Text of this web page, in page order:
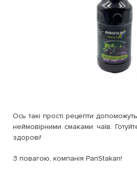
Ось такі прості рецепти
неймовірними смаками чаїв.
здорові!
З повагою, компанія РanStakan!